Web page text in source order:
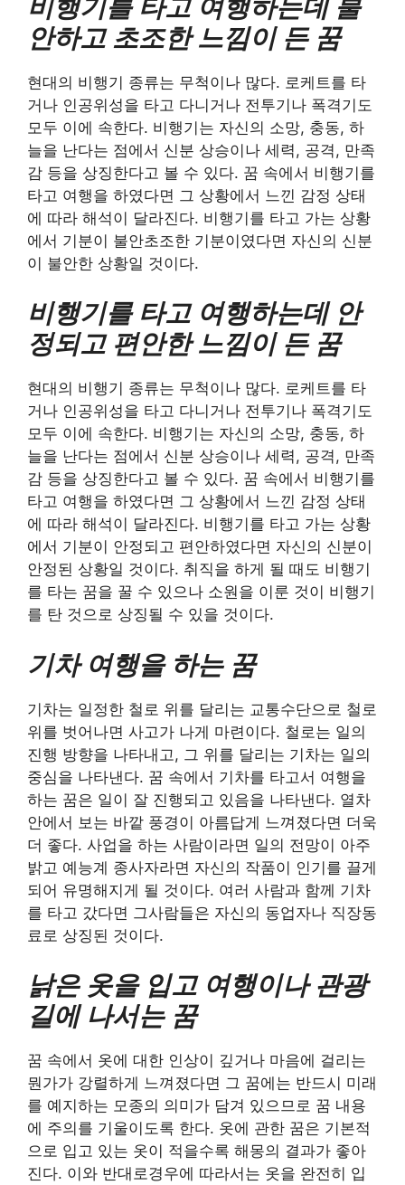
비행기를 타고 여행하는데 불
안하고 초조한 느낌이 든 꿈
현대의 비행기 종류는 무척이나 많다. 로케트를 타
거나 인공위성을 타고 다니거나 전투기나 폭격기도
모두 이에 속한다. 비행기는 자신의 소망, 충동, 하
늘을 난다는 점에서 신분 상승이나 세력, 공격, 만족
감 등을 상징한다고 볼 수 있다. 꿈 속에서 비행기를
타고 여행을 하였다면 그 상황에서 느낀 감정 상태
에 따라 해석이 달라진다. 비행기를 타고 가는 상황
에서 기분이 불안초조한 기분이였다면 자신의 신분
이 불안한 상황일 것이다.
비행기를 타고 여행하는데 안
정되고 편안한 느낌이 든 꿈
현대의 비행기 종류는 무척이나 많다. 로케트를 타
거나 인공위성을 타고 다니거나 전투기나 폭격기도
모두 이에 속한다. 비행기는 자신의 소망, 충동, 하
늘을 난다는 점에서 신분 상승이나 세력, 공격, 만족
감 등을 상징한다고 볼 수 있다. 꿈 속에서 비행기를
타고 여행을 하였다면 그 상황에서 느낀 감정 상태
에 따라 해석이 달라진다. 비행기를 타고 가는 상황
에서 기분이 안정되고 편안하였다면 자신의 신분이
안정된 상황일 것이다. 취직을 하게 될 때도 비행기
를 타는 꿈을 꿀 수 있으나 소원을 이룬 것이 비행기
를 탄 것으로 상징될 수 있을 것이다.
기차 여행을 하는 꿈
기차는 일정한 철로 위를 달리는 교통수단으로 철로
위를 벗어나면 사고가 나게 마련이다. 철로는 일의
진행 방향을 나타내고, 그 위를 달리는 기차는 일의
중심을 나타낸다. 꿈 속에서 기차를 타고서 여행을
하는 꿈은 일이 잘 진행되고 있음을 나타낸다. 열차
안에서 보는 바깥 풍경이 아름답게 느껴졌다면 더욱
더 좋다. 사업을 하는 사람이라면 일의 전망이 아주
밝고 예능계 종사자라면 자신의 작품이 인기를 끌게
되어 유명해지게 될 것이다. 여러 사람과 함께 기차
를 타고 갔다면 그사람들은 자신의 동업자나 직장동
료로 상징된 것이다.
낡은 옷을 입고 여행이나 관광
길에 나서는 꿈
꿈 속에서 옷에 대한 인상이 깊거나 마음에 걸리는
뭔가가 강렬하게 느껴졌다면 그 꿈에는 반드시 미래
를 예지하는 모종의 의미가 담겨 있으므로 꿈 내용
에 주의를 기울이도록 한다. 옷에 관한 꿈은 기본적
으로 입고 있는 옷이 적을수록 해몽의 결과가 좋아
진다. 이와 반대로경우에 따라서는 옷을 완전히 입